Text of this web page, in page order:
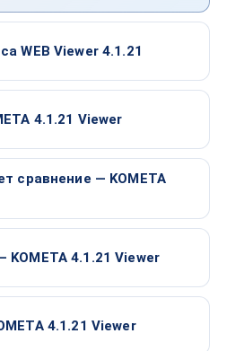
WEB Viewer 4.1.21
4.1.21 Viewer
сравнение — KOMETA
4.1.21 Viewer
4.1.21 Viewer